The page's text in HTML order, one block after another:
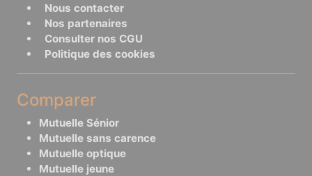
Nous contacter
Nos partenaires
Consulter nos CGU
Politique des cookies
Comparer
Mutuelle Sénior
Mutuelle sans carence
Mutuelle optique
Mutuelle jeune